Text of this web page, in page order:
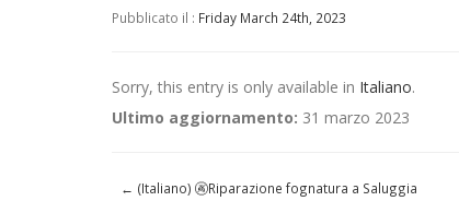
Pubblicato il : Friday March 24th, 2023
Sorry, this entry is only available in Italiano.
Ultimo aggiornamento: 31 marzo 2023
← (Italiano) 🚱Riparazione fognatura a Saluggia